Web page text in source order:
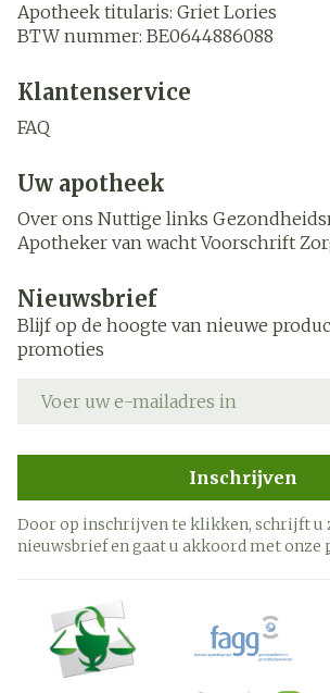
Apotheek titularis: Griet Lories
BTW nummer: BE0644886088
Klantenservice
FAQ
Uw apotheek
Over ons Nuttige links
Apotheker van wacht Voorschrift
Nieuwsbrief
Blijf op de hoogte van nieuwe
promoties
Inschrijven
Door op inschrijven te klikken, schrijft u
nieuwsbrief en gaat u akkoord met onze